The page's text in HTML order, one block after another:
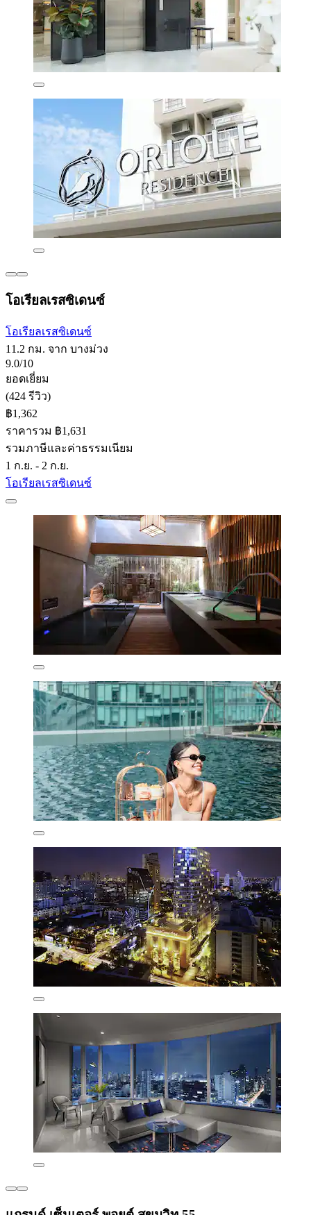
โอเรียลเรสซิเดนซ์
โอเรียลเรสซิเดนซ์
11.2 กม. จาก บางม่วง
9.0/10
ยอดเยี่ยม
(424 รีวิว)
฿1,362
ราคารวม ฿1,631
รวมภาษีและค่าธรรมเนียม
1 ก.ย. - 2 ก.ย.
โอเรียลเรสซิเดนซ์